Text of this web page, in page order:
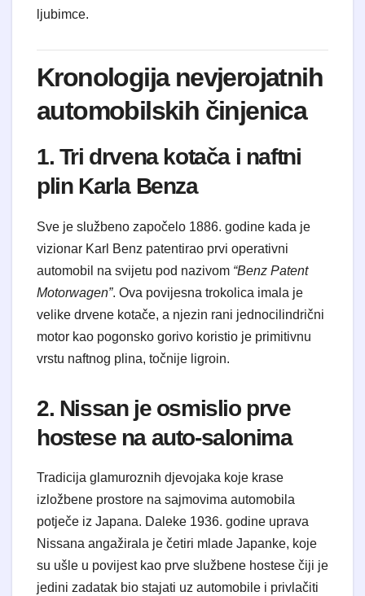
ljubimce.
Kronologija nevjerojatnih
automobilskih činjenica
1. Tri drvena kotača i naftni
plin Karla Benza
Sve je službeno započelo 1886. godine kada je
vizionar Karl Benz patentirao prvi operativni
automobil na svijetu pod nazivom “Benz Patent
Motorwagen”. Ova povijesna trokolica imala je
velike drvene kotače, a njezin rani jednocilindrični
motor kao pogonsko gorivo koristio je primitivnu
vrstu naftnog plina, točnije ligroin.
2. Nissan je osmislio prve
hostese na auto-salonima
Tradicija glamuroznih djevojaka koje krase
izložbene prostore na sajmovima automobila
potječe iz Japana. Daleke 1936. godine uprava
Nissana angažirala je četiri mlade Japanke, koje
su ušle u povijest kao prve službene hostese čiji je
jedini zadatak bio stajati uz automobile i privlačiti